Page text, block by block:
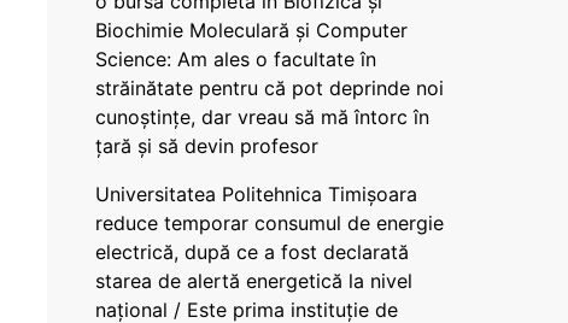
Biochimie Moleculară și Computer
Science: Am ales o facultate în
străinătate pentru că pot deprinde noi
cunoștințe, dar vreau să mă întorc în
țară și să devin profesor
Universitatea Politehnica Timișoara
reduce temporar consumul de energie
electrică, după ce a fost declarată
starea de alertă energetică la nivel
național / Este prima instituție de